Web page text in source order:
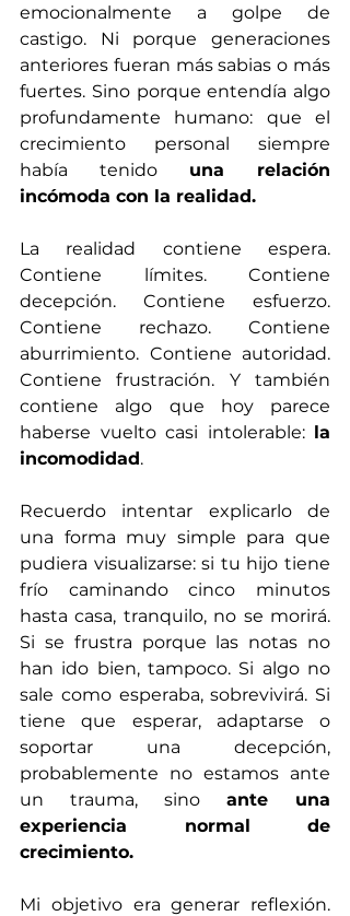
emocionalmente a golpe de
castigo. Ni porque generaciones
anteriores fueran más sabias o más
fuertes. Sino porque entendía algo
profundamente humano: que el
crecimiento personal siempre
había tenido una relación
incómoda con la realidad.
La realidad contiene espera.
Contiene límites. Contiene
decepción. Contiene esfuerzo.
Contiene rechazo. Contiene
aburrimiento. Contiene autoridad.
Contiene frustración. Y también
contiene algo que hoy parece
haberse vuelto casi intolerable: la
incomodidad.
Recuerdo intentar explicarlo de
una forma muy simple para que
pudiera visualizarse: si tu hijo tiene
frío caminando cinco minutos
hasta casa, tranquilo, no se morirá.
Si se frustra porque las notas no
han ido bien, tampoco. Si algo no
sale como esperaba, sobrevivirá. Si
tiene que esperar, adaptarse o
soportar una decepción,
probablemente no estamos ante
un trauma, sino ante una
experiencia normal de
crecimiento.
Mi objetivo era generar reflexión.